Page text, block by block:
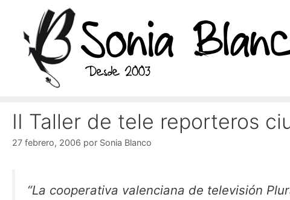
contenido
II Taller de tele reporteros
27 febrero, 2006 por Sonia Blanco
“La cooperativa valenciana de televisión